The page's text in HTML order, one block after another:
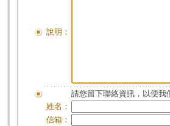
說明：
請您留下聯絡資訊，以便我
姓名：
信箱：